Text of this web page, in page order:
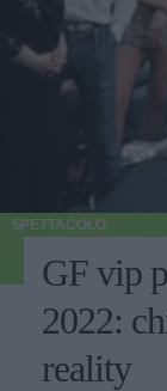
SPETTACOLO
GF vip
2022:
reality